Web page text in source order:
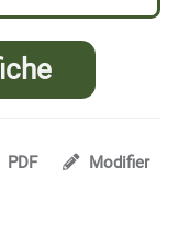
PDF Modifier